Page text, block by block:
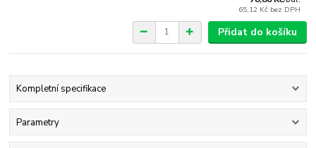
65,12 Kč bez DPH
Přidat do košíku
Kompletní specifikace
Parametry